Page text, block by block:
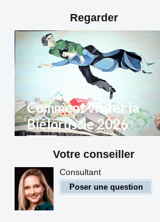
Regarder
Comment visiter la
Biélorussie 2026
Règles d'entrée en
Biélorussie pour les citoyens
étrangers
Votre conseiller
Consultant
Poser une question